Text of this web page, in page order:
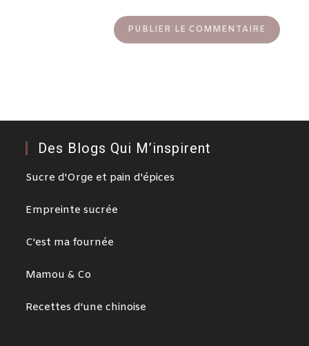
Des Blogs Qui M’inspirent
Sucre d'Orge et pain d'épices
Empreinte sucrée
C'est ma fournée
Mamou & Co
Recettes d'une chinoise